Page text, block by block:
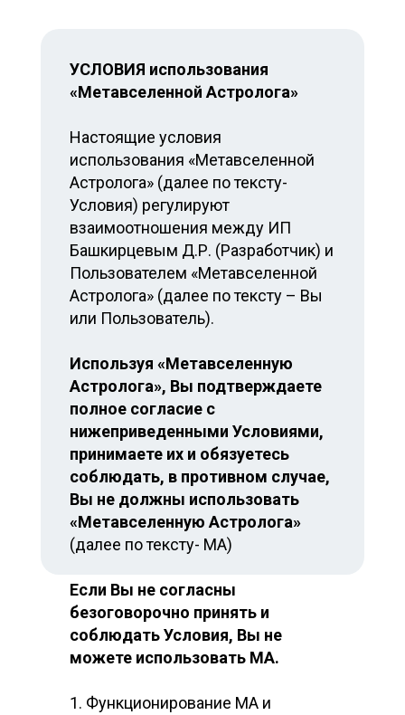
УСЛОВИЯ использования
«Метавселенной Астролога»
Настоящие условия
использования «Метавселенной
Астролога» (далее по тексту-
Условия) регулируют
взаимоотношения между ИП
Башкирцевым Д.Р. (Разработчик) и
Пользователем «Метавселенной
Астролога» (далее по тексту – Вы
или Пользователь).
Используя «Метавселенную
Астролога», Вы подтверждаете
полное согласие с
нижеприведенными Условиями,
принимаете их и обязуетесь
соблюдать, в противном случае,
Вы не должны использовать
«Метавселенную Астролога»
(далее по тексту- МА)
Если Вы не согласны
безоговорочно принять и
соблюдать Условия, Вы не
можете использовать МА.
1. Функционирование МА и